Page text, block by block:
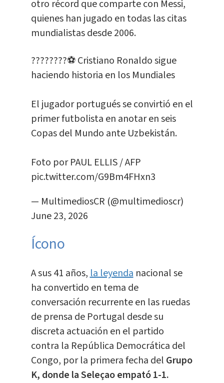
otro récord que comparte con Messi,
quienes han jugado en todas las citas
mundialistas desde 2006.
????????⚽ Cristiano Ronaldo sigue
haciendo historia en los Mundiales
El jugador portugués se convirtió en el
primer futbolista en anotar en seis
Copas del Mundo ante Uzbekistán.
Foto por PAUL ELLIS / AFP
pic.twitter.com/G9Bm4FHxn3
— MultimediosCR (@multimedioscr)
June 23, 2026
Ícono
A sus 41 años,la leyendanacional se
ha convertido en tema de
conversación recurrente en las ruedas
de prensa de Portugal desde su
discreta actuación en el partido
contra la República Democrática del
Congo, por la primera fecha del Grupo
K, donde la Seleçao empató 1-1.